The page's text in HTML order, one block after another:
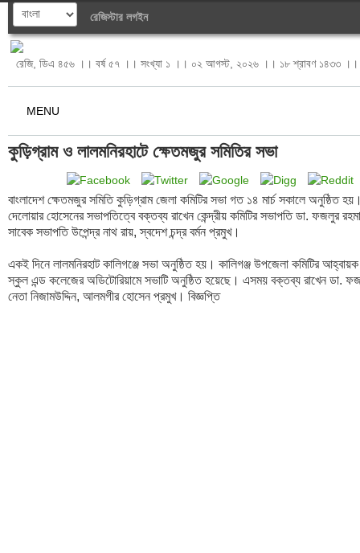
রেজিস্টার লগইন
রেজি, ডিএ ৪৫৬ ।। বর্ষ ৫৭ ।। সংখ্যা ১ ।। ০২ আগস্ট, ২০২৬ ।। ১৮ শ্রাবণ ১৪৩৩ ।।
MENU
কুড়িগ্রাম ও লালমনিরহাটে ক্ষেতমজুর সমিতির সভা
বাংলাদেশ ক্ষেতমজুর সমিতি কুড়িগ্রাম জেলা কমিটির সভা গত ১৪ মার্চ সকালে অনুষ্ঠিত
দেলোয়ার হোসেনের সভাপতিত্বে বক্তব্য রাখেন কেন্দ্রীয় কমিটির সভাপতি ডা. ফজলুর
সাবেক সভাপতি উপেন্দ্র নাথ রায়, স্বদেশ চন্দ্র বর্মন প্রমুখ।
একই দিনে লালমনিরহাট কালিগঞ্জে সভা অনুষ্ঠিত হয়। কালিগঞ্জ উপজেলা কমিটির
স্কুল এন্ড কলেজের অডিটোরিয়ামে সভাটি অনুষ্ঠিত হয়েছে। এসময় বক্তব্য রাখেন